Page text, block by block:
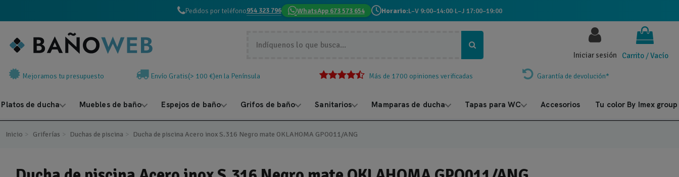
Pedidos por teléfono954 323 796 WhatsApp 673 573 654 Horario:L–V 9:00–14:00·L–J 17:00–19:00
Carrito /Vacío
Iniciar sesión
Mejoramos tu presupuesto Envío Gratis(> 100 €)en la Península Más de 1700 opiniones verificadas Garantía de devolución*
Platos de ducha Muebles de baño Espejos de baño Grifos de baño Sanitarios Mamparas de ducha Tapas para WC Accesorios Tu color By Imex group
Inicio Griferías Duchas de piscina Ducha de piscina Acero inox S.316 Negro mate OKLAHOMA GPO011/ANG